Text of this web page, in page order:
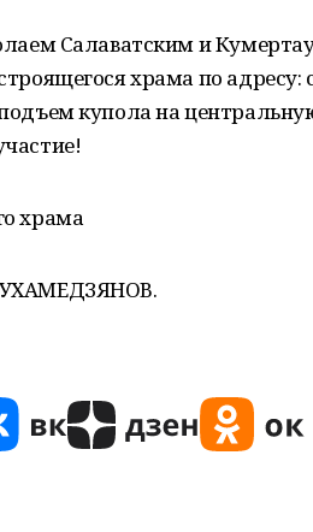
Салаватским и
храма по адресу:
купола на
храма